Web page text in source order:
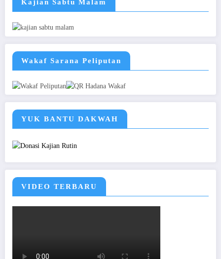
Kajian Sabtu Malam
Wakaf Sarana Peliputan
YUK BANTU DAKWAH
VIDEO TERBARU